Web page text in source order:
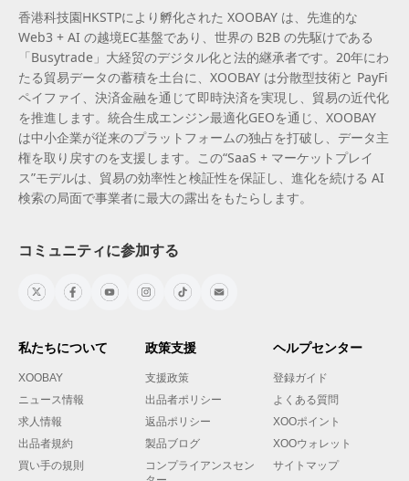
香港科技園HKSTPにより孵化された XOOBAY は、先進的な
Web3 + AI の越境EC基盤であり、世界の B2B の先駆けである
「Busytrade」大経贸のデジタル化と法的継承者です。20年にわ
たる貿易データの蓄積を土台に、XOOBAY は分散型技術と PayFi
ペイファイ、決済金融を通じて即時決済を実現し、貿易の近代化
を推進します。統合生成エンジン最適化GEOを通じ、XOOBAY
は中小企業が従来のプラットフォームの独占を打破し、データ主
権を取り戻すのを支援します。この“SaaS + マーケットプレイ
ス”モデルは、貿易の効率性と検証性を保証し、進化を続ける AI
検索の局面で事業者に最大の露出をもたらします。
コミュニティに参加する
私たちについて
XOOBAY
ニュース情報
求人情報
出品者規約
買い手の規則
政策支援
支援政策
出品者ポリシー
返品ポリシー
製品ブログ
コンプライアンスセン
ヘルプセンター
登録ガイド
よくある質問
XOOポイント
XOOウォレット
サイトマップ